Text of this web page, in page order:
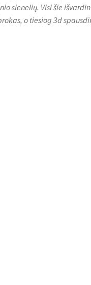
sienelių. Visi šie
o tiesiog 3d